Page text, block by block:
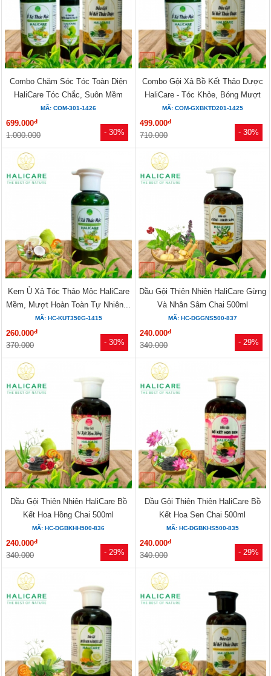
- 30%
Combo Chăm Sóc Tóc Toàn Diện
HaliCare Tóc Chắc, Suôn Mềm
Mượt
MÃ: COM-301-1426
699.000đ
1.000.000 - 30%
Combo Gội Xả Bồ Kết Thảo Dược
HaliCare - Tóc Khỏe, Bóng Mượt
MÃ: COM-GXBKTD201-1425
499.000đ
710.000
- 30%
Kem Ủ Xả Tóc Thảo Mộc HaliCare
Mềm, Mượt Hoàn Toàn Tự Nhiên...
MÃ: HC-KUT350G-1415
260.000đ
370.000 - 29%
Dầu Gội Thiên Nhiên HaliCare Gừng
Và Nhân Sâm Chai 500ml
MÃ: HC-DGGNS500-837
240.000đ
340.000
- 29%
Dầu Gội Thiên Nhiên HaliCare Bồ
Kết Hoa Hồng Chai 500ml
MÃ: HC-DGBKHH500-836
240.000đ
340.000 - 29%
Dầu Gội Thiên Thiên HaliCare Bồ
Kết Hoa Sen Chai 500ml
MÃ: HC-DGBKHS500-835
240.000đ
340.000